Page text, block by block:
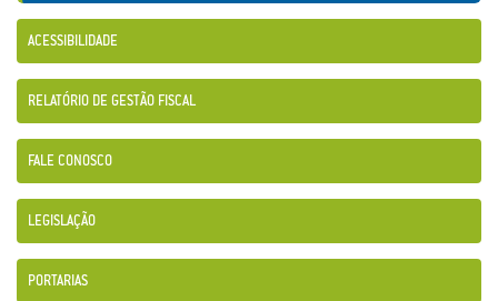
ACESSIBILIDADE
RELATÓRIO DE GESTÃO FISCAL
FALE CONOSCO
LEGISLAÇÃO
PORTARIAS